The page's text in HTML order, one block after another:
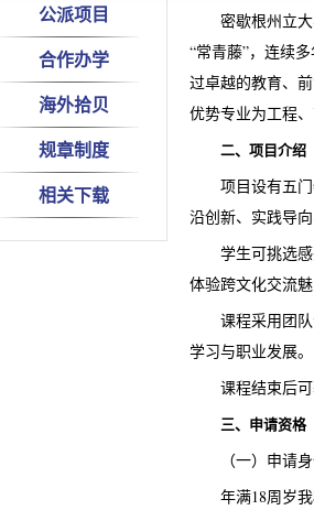
公派项目
合作办学
海外拾贝
规章制度
相关下载
密歇根州立
“常青藤”，连续
过卓越的教育、
优势专业为工程
二、项目介绍
项目设有五
沿创新、实践导
学生可挑选
体验跨文化交流
课程采用团
学习与职业发展。
课程结束后
三、申请资格
（一）申请
年满18周岁